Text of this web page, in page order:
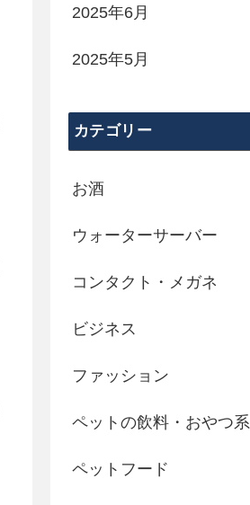
2025年6月
2025年5月
カテゴリー
お酒
ウォーターサーバー
コンタクト・メガネ
ビジネス
ファッション
ペットの飲料・おやつ系
ペットフード